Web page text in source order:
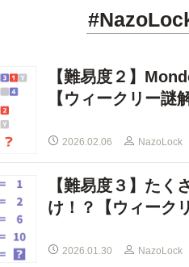
【難易度２】
【ウィークリー謎
2026.02.06 NazoLock
【難易度３】たく
け！？【ウィーク
2026.01.30 NazoLock